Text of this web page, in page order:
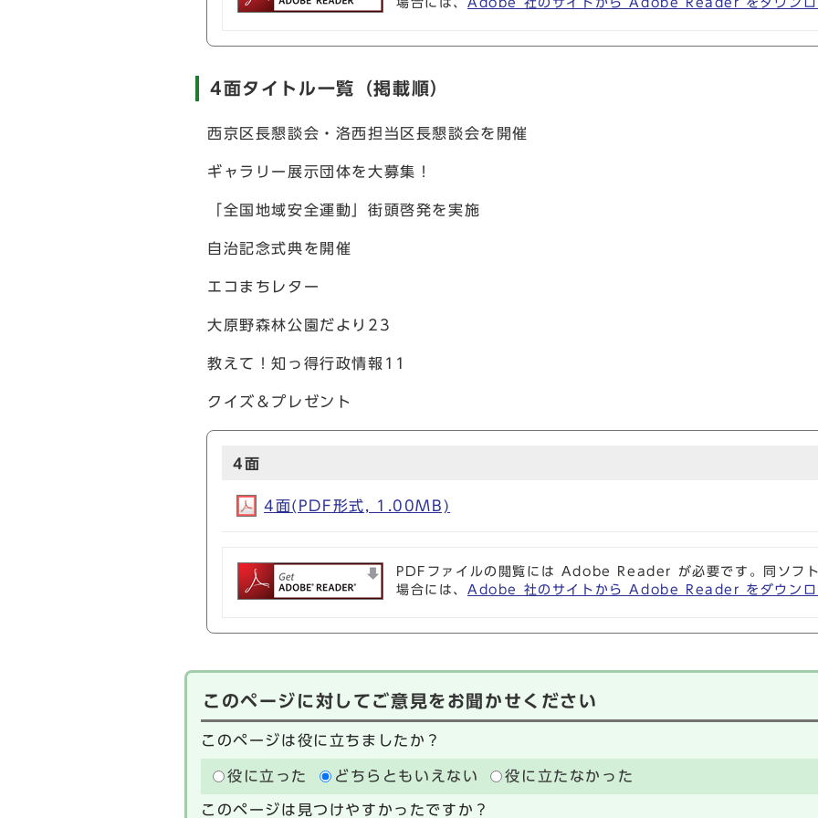
場合には、 Adobe 社のサイトから Adobe Reader をダウンロ
4面タイトル一覧（掲載順）
西京区長懇談会・洛西担当区長懇談会を開催
ギャラリー展示団体を大募集！
「全国地域安全運動」街頭啓発を実施
自治記念式典を開催
エコまちレター
大原野森林公園だより23
教えて！知っ得行政情報11
クイズ＆プレゼント
4面
4面(PDF形式, 1.00MB)
PDFファイルの閲覧には Adobe Reader が必要です。同ソフト
場合には、 Adobe 社のサイトから Adobe Reader をダウンロ
このページに対してご意見をお聞かせください
このページは役に立ちましたか？
役に立った どちらともいえない 役に立たなかった
このページは見つけやすかったですか？